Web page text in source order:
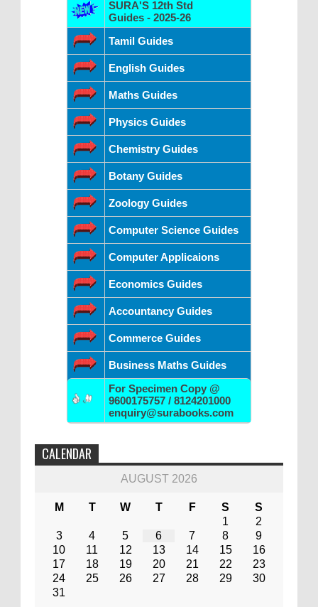
SURA'S 12th Std
Guides - 2025-26
Tamil Guides
English Guides
Maths Guides
Physics Guides
Chemistry Guides
Botany Guides
Zoology Guides
Computer Science Guides
Computer Applicaions
Economics Guides
Accountancy Guides
Commerce Guides
Business Maths Guides
For Specimen Copy @
9600175757 / 8124201000
enquiry@surabooks.com
CALENDAR
AUGUST 2026
M T W T F S
S
1
2
3
4 5 6 7 8
9
10
11 12 13 14 15
16
17
18 19 20 21 22
23
24
25 26 27 28 29
30
31